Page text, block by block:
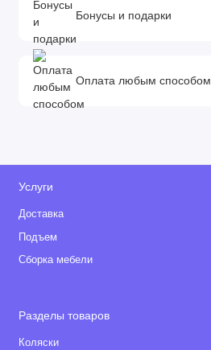
Бонусы и подарки
Оплата любым способом
Услуги
Доставка
Подъем
Сборка мебели
Разделы товаров
Коляски